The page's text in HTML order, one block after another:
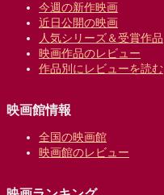
今週の新作映画
近日公開の映画
人気シリーズ＆受賞作品
映画作品のレビュー
作品別にレビューを読む
映画館情報
全国の映画館
映画館のレビュー